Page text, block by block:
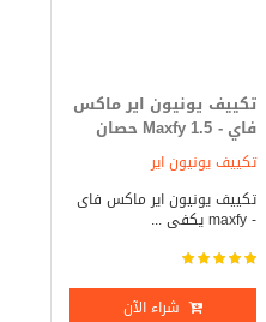
تكييف يونيون اير ماكس
فاي - Maxfy 1.5 حصان
بارد _ ساخن
تكييف يونيون اير
تكييف يونيون اير ماكس فاى
- maxfy يكفى ...
شراء الآن